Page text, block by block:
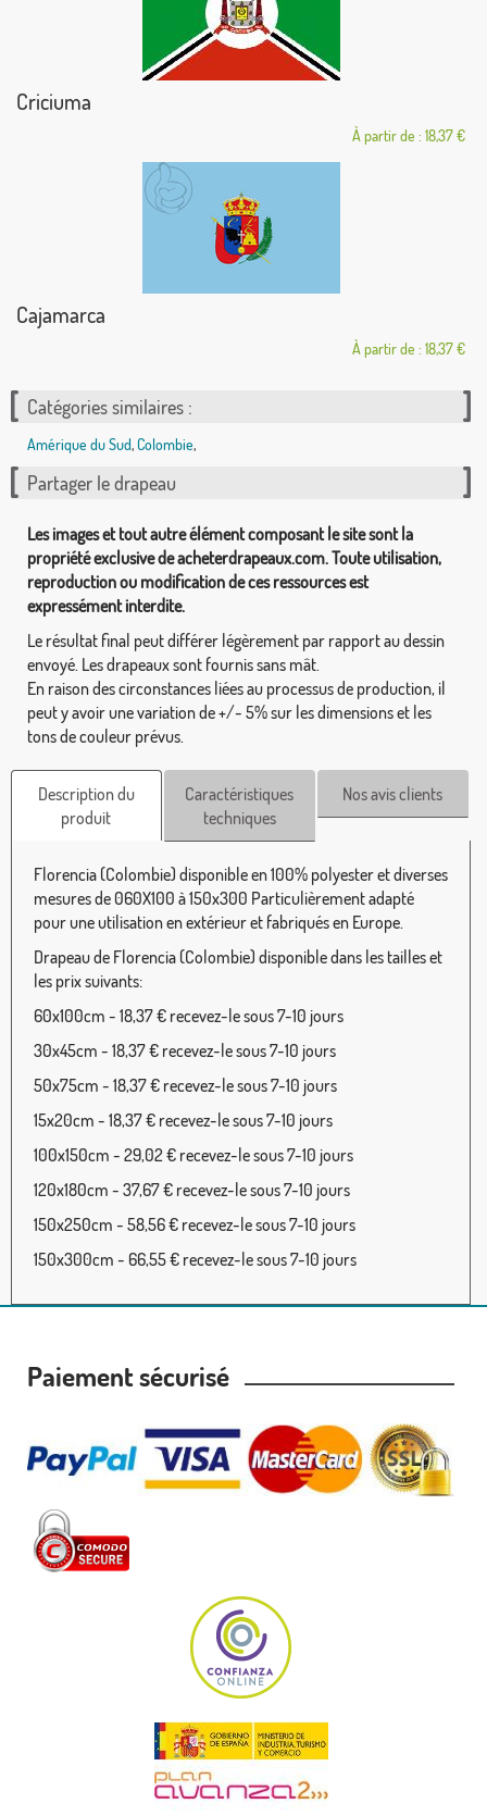
Criciuma
À partir de : 18,37 €
Cajamarca
À partir de : 18,37 €
Catégories similaires :
Amérique du Sud,Colombie,
Partager le drapeau
Les images et tout autre élément composant le site sont la
propriété exclusive de acheterdrapeaux.com. Toute utilisation,
reproduction ou modification de ces ressources est
expressément interdite.
Le résultat final peut différer légèrement par rapport au dessin
envoyé. Les drapeaux sont fournis sans mât.
En raison des circonstances liées au processus de production, il
peut y avoir une variation de +/- 5% sur les dimensions et les
tons de couleur prévus.
Description du
produit
Caractéristiques
techniques
Nos avis clients
Florencia (Colombie) disponible en 100% polyester et diverses
mesures de 060X100 à 150x300 Particulièrement adapté
pour une utilisation en extérieur et fabriqués en Europe.
Drapeau de Florencia (Colombie) disponible dans les tailles et
les prix suivants:
60x100cm - 18,37 € recevez-le sous 7-10 jours
30x45cm - 18,37 € recevez-le sous 7-10 jours
50x75cm - 18,37 € recevez-le sous 7-10 jours
15x20cm - 18,37 € recevez-le sous 7-10 jours
100x150cm - 29,02 € recevez-le sous 7-10 jours
120x180cm - 37,67 € recevez-le sous 7-10 jours
150x250cm - 58,56 € recevez-le sous 7-10 jours
150x300cm - 66,55 € recevez-le sous 7-10 jours
Paiement sécurisé